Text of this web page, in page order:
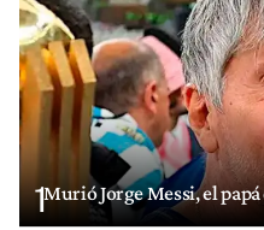
1Murió Jorge Messi, el